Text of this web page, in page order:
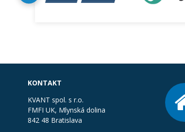
KONTAKT
KVANT spol. s r.o.
FMFI UK, Mlynská dolina
842 48 Bratislava